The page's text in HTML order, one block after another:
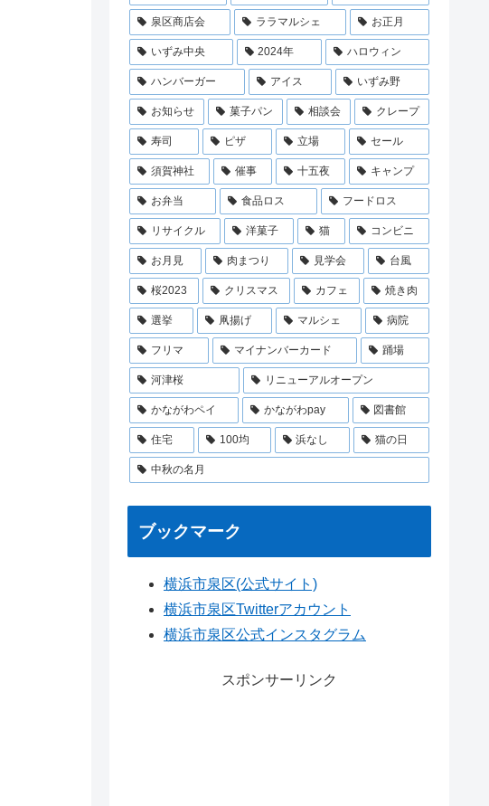
泉区商店会 ララマルシェ お正月
いずみ中央 2024年 ハロウィン
ハンバーガー アイス いずみ野
お知らせ 菓子パン 相談会 クレープ
寿司 ピザ 立場 セール
須賀神社 催事 十五夜 キャンプ
お弁当 食品ロス フードロス
リサイクル 洋菓子 猫 コンビニ
お月見 肉まつり 見学会 台風
桜2023 クリスマス カフェ 焼き肉
選挙 凧揚げ マルシェ 病院
フリマ マイナンバーカード 踊場
河津桜 リニューアルオープン
かながわペイ かながわpay 図書館
住宅 100均 浜なし 猫の日
中秋の名月
ブックマーク
横浜市泉区(公式サイト)
横浜市泉区Twitterアカウント
横浜市泉区公式インスタグラム
スポンサーリンク